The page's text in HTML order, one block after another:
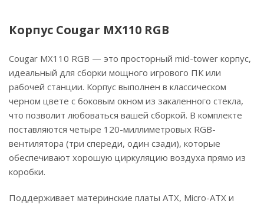
Корпус Cougar MX110 RGB
Cougar MX110 RGB — это просторный mid-tower корпус,
идеальный для сборки мощного игрового ПК или
рабочей станции. Корпус выполнен в классическом
черном цвете с боковым окном из закаленного стекла,
что позволит любоваться вашей сборкой. В комплекте
поставляются четыре 120-миллиметровых RGB-
вентилятора (три спереди, один сзади), которые
обеспечивают хорошую циркуляцию воздуха прямо из
коробки.
Поддерживает материнские платы ATX, Micro-ATX и